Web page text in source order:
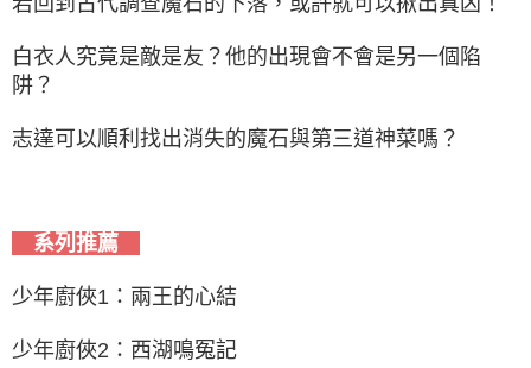
白衣人究竟是敵是友？他的出現會不會是另一個陷
阱？
志達可以順利找出消失的魔石與第三道神菜嗎？
系列推薦
少年廚俠1：兩王的心結
少年廚俠2：西湖鳴冤記